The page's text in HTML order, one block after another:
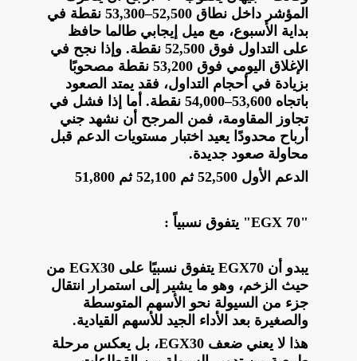
المؤشر داخل نطاق 52,500–53,300 نقطة في
بداية الأسبوع، مع ميل إيجابي طالما حافظ
على التداول فوق 52,500 نقطة. وإذا نجح في
الإغلاق اليومي فوق 53,200 نقطة مصحوبًا
بزيادة في أحجام التداول، فقد يمتد الصعود
باتجاه 53,600–54,000 نقطة. أما إذا فشل في
تجاوز المقاومة، فمن المرجح أن نشهد جني
أرباح محدودًا يعيد اختبار مستويات الدعم قبل
محاولة صعود جديدة.
الدعم الأول 52,500 ثم 52,100 ثم 51,800
"EGX 70" يتفوق نسبياً :
يبدو أن EGX70 يتفوق نسبيًا على EGX30 من
حيث الزخم، وهو ما يشير إلى استمرار انتقال
جزء من السيولة نحو الأسهم المتوسطة
والصغيرة بعد الأداء الجيد للأسهم القيادية.
هذا لا يعني ضعف EGX30، بل يعكس مرحلة